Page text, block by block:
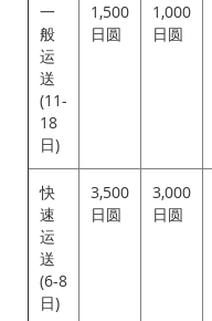
一
般
运
送
(11-
18
日)
1,500
日圆
1,000
日圆
快
速
运
送
(6-8
日)
3,500
日圆
3,000
日圆